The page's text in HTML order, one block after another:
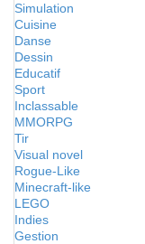
Simulation
Cuisine
Danse
Dessin
Educatif
Sport
Inclassable
MMORPG
Tir
Visual novel
Rogue-Like
Minecraft-like
LEGO
Indies
Gestion